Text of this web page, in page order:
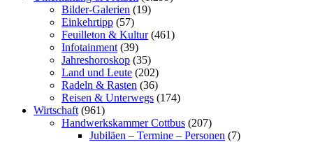
Bilder-Galerien (19)
Einkehrtipp (57)
Feuilleton & Kultur(461)
Infotainment (39)
Jahreshoroskop (35)
Land und Leute (202)
Radeln & Rasten (36)
Reisen & Unterwegs (174)
Wirtschaft (961)
Handwerkskammer Cottbus (207)
Jubiläen – Termine – Personen (7)